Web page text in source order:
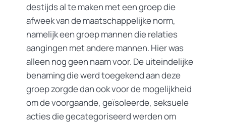
destijds al te maken met een groep die
afweek van de maatschappelijke norm,
namelijk een groep mannen die relaties
aangingen met andere mannen. Hier was
alleen nog geen naam voor. De uiteindelijke
benaming die werd toegekend aan deze
groep zorgde dan ook voor de mogelijkheid
om de voorgaande, geïsoleerde, seksuele
acties die gecategoriseerd werden om